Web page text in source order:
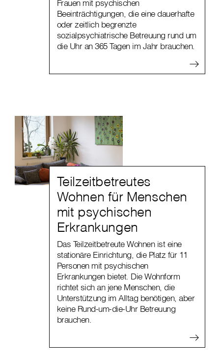
Frauen mit psychischen
Beeinträchtigungen, die eine dauerhafte
oder zeitlich begrenzte
sozialpsychiatrische Betreuung rund um
die Uhr an 365 Tagen im Jahr brauchen.
Teilzeitbetreutes
Wohnen für Menschen
mit psychischen
Erkrankungen
Das Teilzeitbetreute Wohnen ist eine
stationäre Einrichtung, die Platz für 11
Personen mit psychischen
Erkrankungen bietet. Die Wohnform
richtet sich an jene Menschen, die
Unterstützung im Alltag benötigen, aber
keine Rund-um-die-Uhr Betreuung
brauchen.